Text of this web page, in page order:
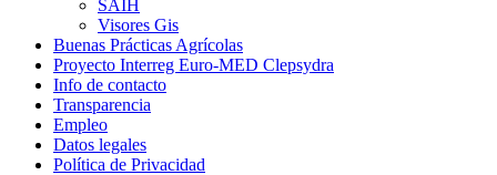
SAIH
Visores Gis
Buenas Prácticas Agrícolas
Proyecto Interreg Euro-MED Clepsydra
Info de contacto
Transparencia
Empleo
Datos legales
Política de Privacidad